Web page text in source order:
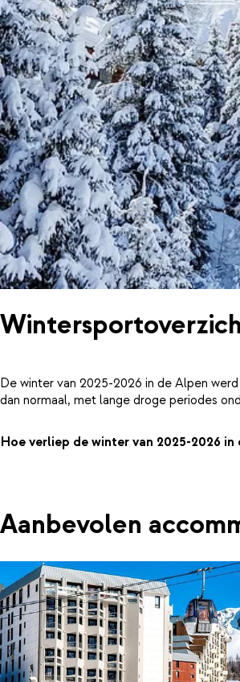
De winter van 2025-2026 in de Alpen
dan normaal, met lange droge periodes
Hoe verliep de winter van 2025-2026 in
Aanbevolen